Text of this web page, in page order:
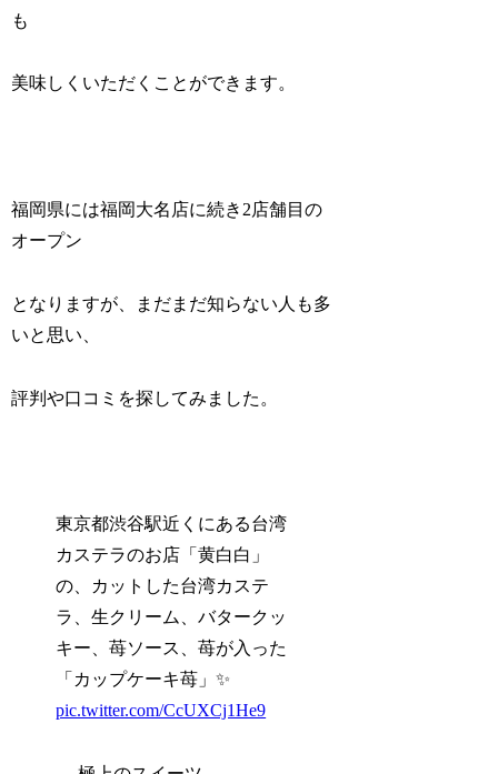
も
美味しくいただくことができます。
福岡県には福岡大名店に続き2店舗目の
オープン
となりますが、まだまだ知らない人も多
いと思い、
評判や口コミを探してみました。
東京都渋谷駅近くにある台湾
カステラのお店「黄白白」
の、カットした台湾カステ
ラ、生クリーム、バタークッ
キー、苺ソース、苺が入った
「カップケーキ苺」✨
pic.twitter.com/CcUXCj1He9